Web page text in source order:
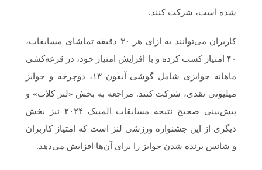
شده است، شرکت کنند.
کاربران می‌توانند به ازای هر ۳۰ دقیقه تماشای مسابقات،
۴۰ امتیاز کسب کرده و با افزایش امتیاز خود، در قرعه‌کشی
ماهانه جوایزی شامل گوشی آیفون ۱۳، دوچرخه و جوایز
میلیونی نقدی، شرکت کنند. مراجعه به بخش «لنز کلاب» و
پیش‌بینی صحیح نتیجه مسابقات المپیک ۲۰۲۴ نیز بخش
دیگری از این جشنواره ورزشی لنز است که امتیاز کاربران
و شانس برنده شدن جوایز را برای آن‌ها افزایش می‌دهد.